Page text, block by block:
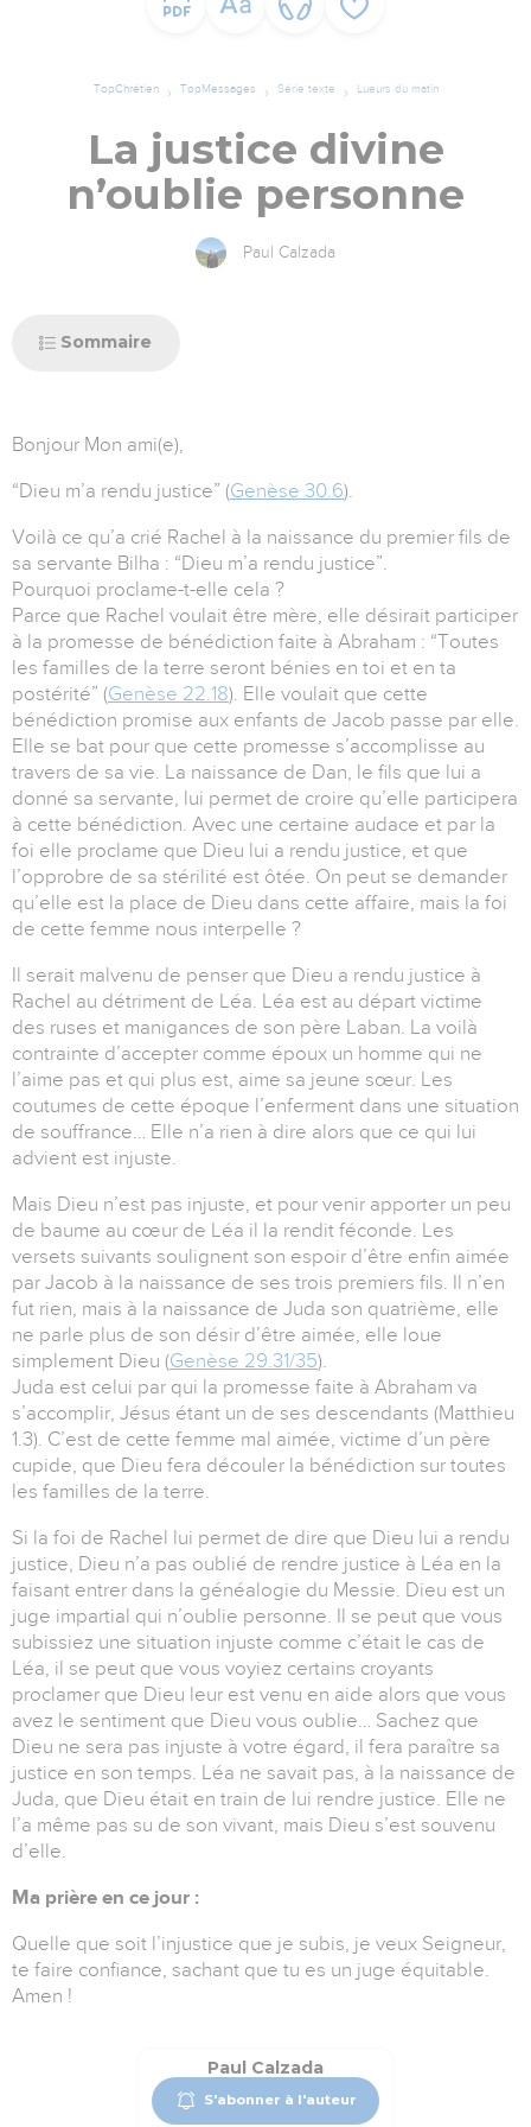
TopChrétien TopMessages Série texte Lueurs du matin
La justice divine
n’oublie personne
Paul Calzada
Sommaire
Bonjour Mon ami(e),
“Dieu m’a rendu justice” (Genèse 30.6).
Voilà ce qu’a crié Rachel à la naissance du premier fils de
sa servante Bilha : “Dieu m’a rendu justice”.
Pourquoi proclame-t-elle cela ?
Parce que Rachel voulait être mère, elle désirait participer
à la promesse de bénédiction faite à Abraham : “Toutes
les familles de la terre seront bénies en toi et en ta
postérité” (Genèse 22.18). Elle voulait que cette
bénédiction promise aux enfants de Jacob passe par elle.
Elle se bat pour que cette promesse s’accomplisse au
travers de sa vie. La naissance de Dan, le fils que lui a
donné sa servante, lui permet de croire qu’elle participera
à cette bénédiction. Avec une certaine audace et par la
foi elle proclame que Dieu lui a rendu justice, et que
l’opprobre de sa stérilité est ôtée. On peut se demander
qu’elle est la place de Dieu dans cette affaire, mais la foi
de cette femme nous interpelle ?
Il serait malvenu de penser que Dieu a rendu justice à
Rachel au détriment de Léa. Léa est au départ victime
des ruses et manigances de son père Laban. La voilà
contrainte d’accepter comme époux un homme qui ne
l’aime pas et qui plus est, aime sa jeune sœur. Les
coutumes de cette époque l’enferment dans une situation
de souffrance… Elle n’a rien à dire alors que ce qui lui
advient est injuste.
Mais Dieu n’est pas injuste, et pour venir apporter un peu
de baume au cœur de Léa il la rendit féconde. Les
versets suivants soulignent son espoir d’être enfin aimée
par Jacob à la naissance de ses trois premiers fils. Il n’en
fut rien, mais à la naissance de Juda son quatrième, elle
ne parle plus de son désir d’être aimée, elle loue
simplement Dieu (Genèse 29.31/35).
Juda est celui par qui la promesse faite à Abraham va
s’accomplir, Jésus étant un de ses descendants (Matthieu
1.3). C’est de cette femme mal aimée, victime d’un père
cupide, que Dieu fera découler la bénédiction sur toutes
les familles de la terre.
Si la foi de Rachel lui permet de dire que Dieu lui a rendu
justice, Dieu n’a pas oublié de rendre justice à Léa en la
faisant entrer dans la généalogie du Messie. Dieu est un
juge impartial qui n’oublie personne. Il se peut que vous
subissiez une situation injuste comme c’était le cas de
Léa, il se peut que vous voyiez certains croyants
proclamer que Dieu leur est venu en aide alors que vous
avez le sentiment que Dieu vous oublie… Sachez que
Dieu ne sera pas injuste à votre égard, il fera paraître sa
justice en son temps. Léa ne savait pas, à la naissance de
Juda, que Dieu était en train de lui rendre justice. Elle ne
l’a même pas su de son vivant, mais Dieu s’est souvenu
d’elle.
Ma prière en ce jour :
Quelle que soit l’injustice que je subis, je veux Seigneur,
te faire confiance, sachant que tu es un juge équitable.
Amen !
Paul Calzada
S'abonner à l'auteur